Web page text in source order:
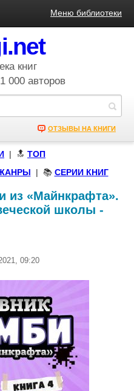
Меню библиотеки
книг
000 авторов
ОТЗЫВЫ НА КНИГИ
| 🔝 ТОП
| 📚 СЕРИИ КНИГ
из «Майнкрафта».
школы -
09:20